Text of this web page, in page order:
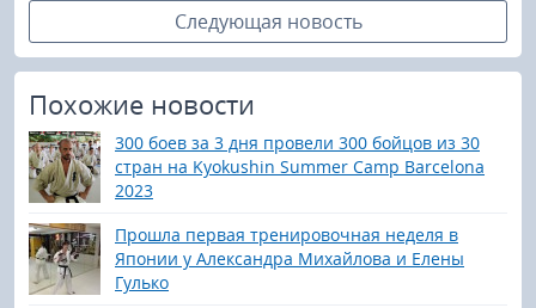
Следующая новость
Похожие новости
300 боев за 3 дня провели 300 бойцов из 30
стран на Kyokushin Summer Camp Barcelona
2023
Прошла первая тренировочная неделя в
Японии у Александра Михайлова и Елены
Гулько